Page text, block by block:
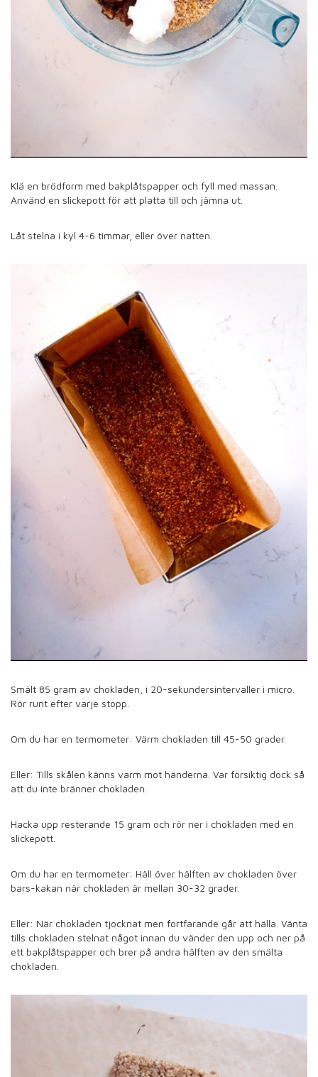
Klä en brödform med bakplåtspapper och fyll med massan.
Använd en slickepott för att platta till och jämna ut.
Låt stelna i kyl 4-6 timmar, eller över natten.
Smält 85 gram av chokladen, i 20-sekundersintervaller i micro.
Rör runt efter varje stopp.
Om du har en termometer: Värm chokladen till 45-50 grader.
Eller: Tills skålen känns varm mot händerna. Var försiktig dock så
att du inte bränner chokladen.
Hacka upp resterande 15 gram och rör ner i chokladen med en
slickepott.
Om du har en termometer: Häll över hälften av chokladen över
bars-kakan när chokladen är mellan 30-32 grader.
Eller: När chokladen tjocknat men fortfarande går att hälla. Vänta
tills chokladen stelnat något innan du vänder den upp och ner på
ett bakplåtspapper och brer på andra hälften av den smälta
chokladen.